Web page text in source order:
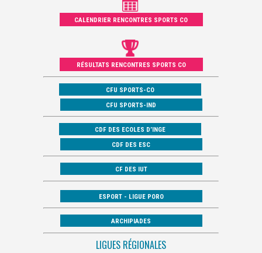
CALENDRIER RENCONTRES SPORTS CO
RÉSULTATS RENCONTRES SPORTS CO
CFU SPORTS-CO
CFU SPORTS-IND
CDF DES ECOLES D’INGE
CDF DES ESC
CF DES IUT
ESPORT - LIGUE PORO
ARCHIPIADES
LIGUES RÉGIONALES